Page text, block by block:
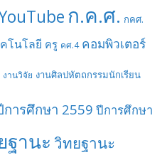
ก.ค.ศ. กคศ.
โนโลยี ครู คศ.4 คอมพิวเตอร์
งานวิจัย งานศิลปหัตถกรรมนักเรียน
การศึกษา 2559 ปีการศึกษา
ฐานะ วิทยฐานะ